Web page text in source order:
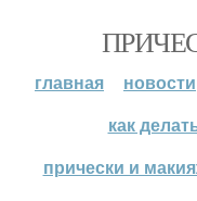
главная новости
как
прически и